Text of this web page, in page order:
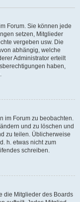
Forum. Sie können jede
setzen, Mitglieder
vergeben usw. Die
abhängig, welche
Administrator erteilt
haben,
im Forum zu beobachten.
und zu löschen und
zu teilen. Üblicherweise
h. etwas nicht zum
schreiben.
die Mitglieder des Boards